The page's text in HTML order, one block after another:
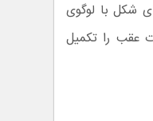
شکل با لوگوی
عقب را تکمیل